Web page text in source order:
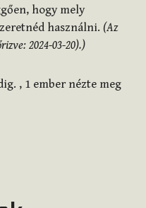
hogy mely
használni. (Az
2024-03-20).)
, 1 ember nézte meg